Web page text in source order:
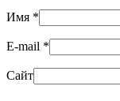
Имя *
E-mail *
Сайт